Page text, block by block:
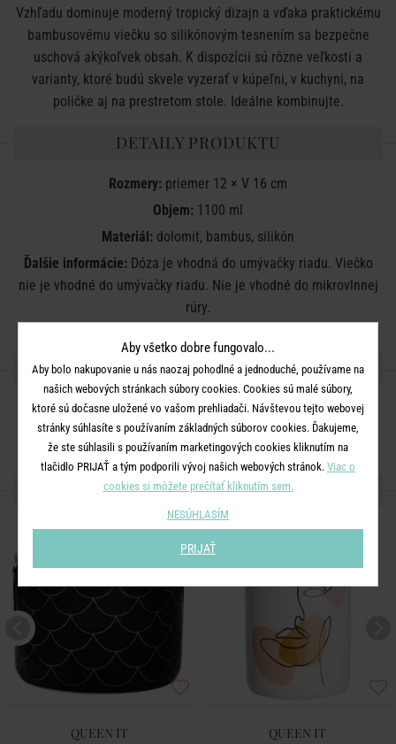
Vzhľadu dominuje moderný tropický dizajn a vďaka praktickému
bambusovému viečku so silikónovým tesnením sa bezpečne
uschová akýkoľvek obsah. K dispozícii sú rôzne veľkosti a
varianty, ktoré budú skvele vyzerať v kúpeľni, v kuchyni, na
poličke aj na prestretom stole. Ideálne kombinujte.
DETAILY PRODUKTU
Rozmery: priemer 12 × V 16 cm
Objem: 1100 ml
Materiál: dolomit, bambus, silikón
Ďalšie informácie: Dóza je vhodná do umývačky riadu. Viečko
nie je vhodné do umývačky riadu. Nie je vhodné do mikrovlnnej
rúry.
ZDIEĽAJTE S PRIATEĽMI
ĎALŠIE PRODUKTY ZO SÉRIE
QUEEN IT QUEEN IT
Aby všetko dobre fungovalo...
Aby bolo nakupovanie u nás naozaj pohodlné a jednoduché, používame na
našich webových stránkach súbory cookies. Cookies sú malé súbory,
ktoré sú dočasne uložené vo vašom prehliadači. Návštevou tejto webovej
stránky súhlasíte s používaním základných súborov cookies. Ďakujeme,
že ste súhlasili s používaním marketingových cookies kliknutím na
tlačidlo PRIJAŤ a tým podporili vývoj našich webových stránok. Viac o
cookies si môžete prečítať kliknutím sem.
NESÚHLASÍM
PRIJAŤ